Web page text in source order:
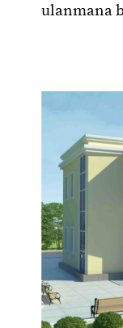
ulanmana